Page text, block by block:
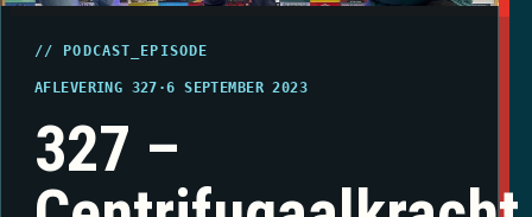
// PODCAST_EPISODE
AFLEVERING 327 ·6 SEPTEMBER 2023
327 –